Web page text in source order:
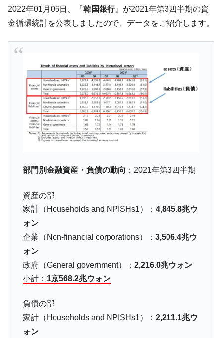
韓国「ここは北朝鮮なのか。選管がサーバ
ーにウソのデータを入力したのは明白だ」
言。
だ。
『Money1』
『韓国銀行』が「金の保有量を増やしま
す」⇒「金を経由するドル入手」手段ではないのか？
『Money1』
韓国･外為取引量「1日当たり1,214.4億ド
ル」まで拡大 ⇒ 海外資金の動きに強く左右される状態
『Money1』
韓国･帰ってきた李在明。李在明を支持しな
『Money1』
韓国大統領府ボンクラ政策室長が告発され
『Money1』
韓国･警察職員が「丸刈りになって抗議活
『Money1』
中国だけが鉄鋼輸出を異常増加させる ⇒ 中
国の過剰生産が世界を蝕む。
『Money1』
韓国製造業「半導体絶好調」のウラで他業
種は全般的「不調」⇒ PSIが示す現況は決して良くない。
ン』1人当たり賠償10万ウォンを認定 ⇒ 総額3兆7,000億
『Money1』 韓国で猛暑。南東部では干ばつ
『Money1』
2022年01月06日、『韓国銀行』が2021年第3四半期の資
金循環統計を公表しましたので、データをご紹介します。
部門別金融資産・負債の動向 ：2021年第3四半期
資産の部
家計（Households and NPISHs1）： 4,845.8兆ウ
ォン
企業（Non-financial corporations）： 3,506.4兆ウ
ォン
政府（General government）： 2,216.0兆ウォン
小計： 1京568.2兆ウォン
負債の部
家計（Households and NPISHs1）： 2,211.1兆ウ
ォン